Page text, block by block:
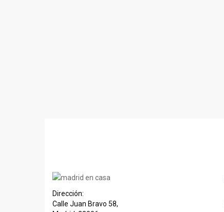
Dirección:
Calle Juan Bravo 58,